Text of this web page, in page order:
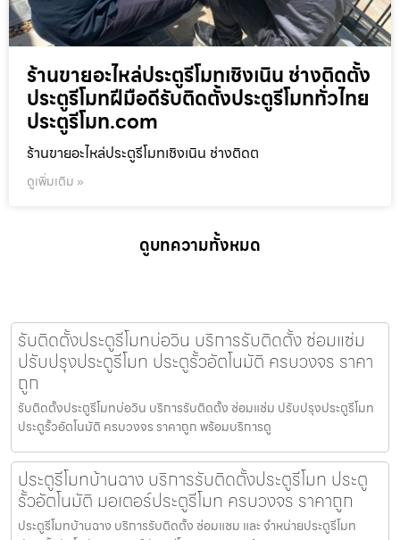
ร้านขายอะไหล่ประตูรีโมทเชิงเนิน ช่างติดตั้ง
ประตูรีโมทฝีมือดีรับติดตั้งประตูรีโมททั่วไทย
ประตูรีโมท.com
ร้านขายอะไหล่ประตูรีโมทเชิงเนิน ช่างติดต
ดูเพิ่มเติม »
ดูบทความทั้งหมด
รับติดตั้งประตูรีโมทบ่อวิน บริการรับติดตั้ง ซ่อมแซ่ม
ปรับปรุงประตูรีโมท ประตูรั้วอัตโนมัติ ครบวงจร ราคา
ถูก
รับติดตั้งประตูรีโมทบ่อวิน บริการรับติดตั้ง ซ่อมแซ่ม ปรับปรุงประตูรีโมท
ประตูรั้วอัตโนมัติ ครบวงจร ราคาถูก พร้อมบริการดู
ประตูรีโมทบ้านฉาง บริการรับติดตั้งประตูรีโมท ประตู
รั้วอัตโนมัติ มอเตอร์ประตูรีโมท ครบวงจร ราคาถูก
ประตูรีโมทบ้านฉาง บริการรับติดตั้ง ซ่อมแซม และ จำหน่ายประตูรีโมท